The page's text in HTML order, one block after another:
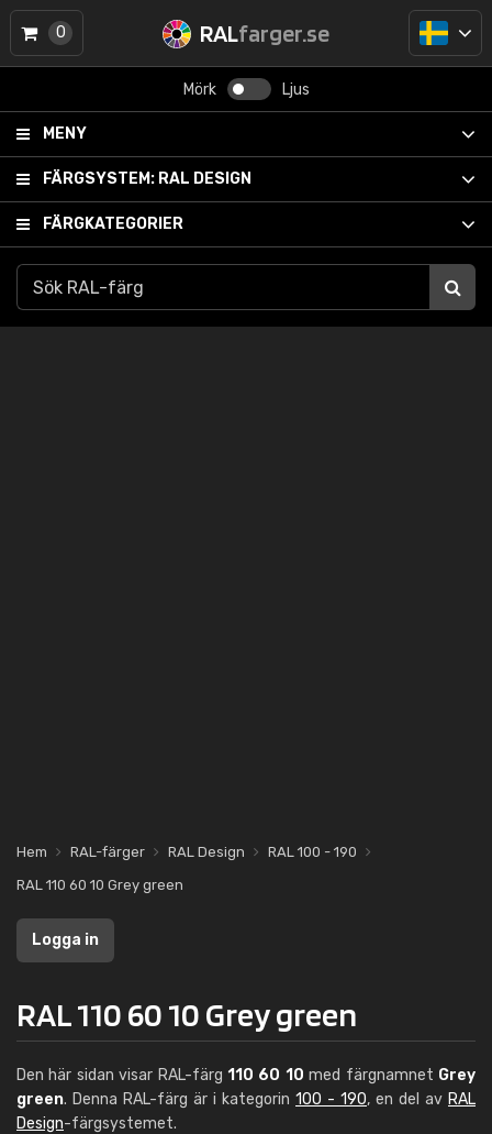
RALfarger.se
Mörk Ljus
MENY
FÄRGSYSTEM: RAL DESIGN
FÄRGKATEGORIER
0
Hem RAL-färger RAL Design
RAL 100 - 190
RAL 110 60 10 Grey green
Logga in
RAL 110 60 10 Grey green
Den här sidan visar RAL-färg 110 60 10 med färgnamnet Grey
green. Denna RAL-färg är i kategorin 100 - 190, en del av RAL
Design-färgsystemet.